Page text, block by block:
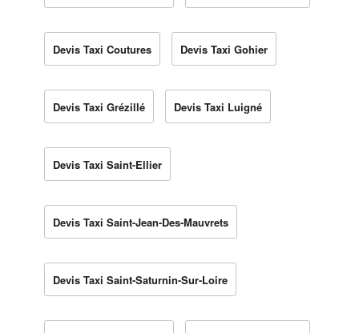
Devis Taxi Coutures Devis Taxi Gohier
Devis Taxi Grézillé Devis Taxi Luigné
Devis Taxi Saint-Ellier
Devis Taxi Saint-Jean-Des-Mauvrets
Devis Taxi Saint-Saturnin-Sur-Loire